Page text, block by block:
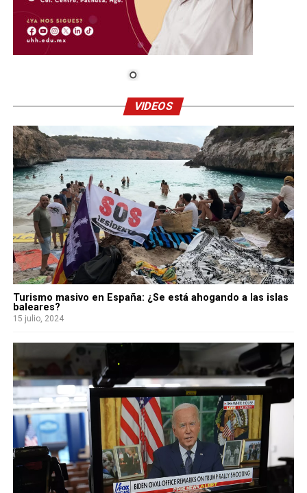
VIDEOS
Turismo masivo en España: ¿Se está ahogando a las islas
baleares?
15 julio, 2024